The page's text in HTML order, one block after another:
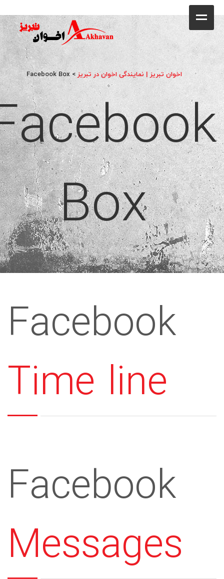
فروشگاه
محصولات
جشنواره فروش ویژه
کاتالوگ
گالری
وبلاگ
تماس با ما
اخوان تبریز | نمایندگی اخوان در تبریز>
Facebook Box
Box
Facebook
Time line
Facebook
Messages